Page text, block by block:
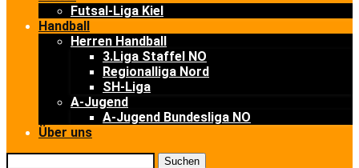
Futsal-Liga Kiel
Handball
Herren Handball
3.Liga Staffel NO
Regionalliga Nord
SH-Liga
A-Jugend
A-Jugend Bundesliga NO
Über uns
Suchen